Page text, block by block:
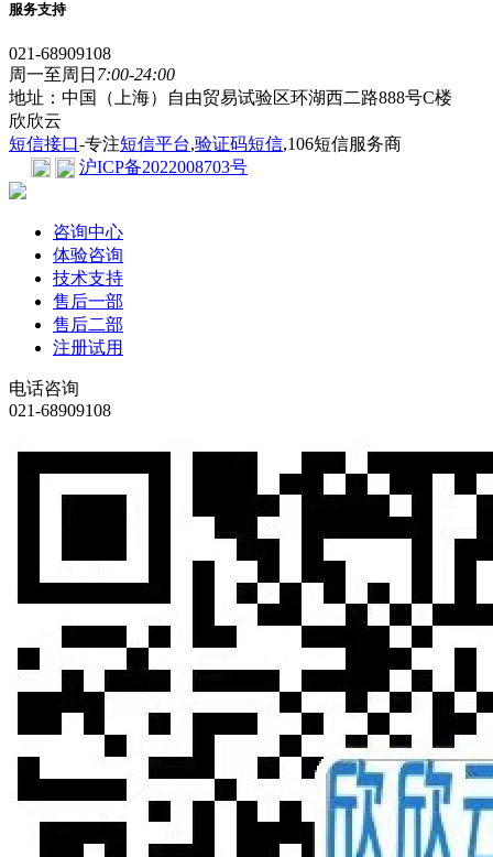
服务支持
021-68909108
周一至周日 7:00-24:00
地址：中国（上海）自由贸易试验区环湖西二路888号C楼
欣欣云
短信接口-专注短信平台,验证码短信,106短信服务商
沪ICP备2022008703号
咨询中心
体验咨询
技术支持
售后一部
售后二部
注册试用
电话咨询
021-68909108